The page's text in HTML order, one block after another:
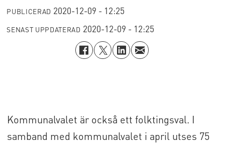
PUBLICERAD 2020-12-09 - 12:25
SENAST UPPDATERAD 2020-12-09 - 12:25
Kommunalvalet är också ett folktingsval. I
samband med kommunalvalet i april utses 75